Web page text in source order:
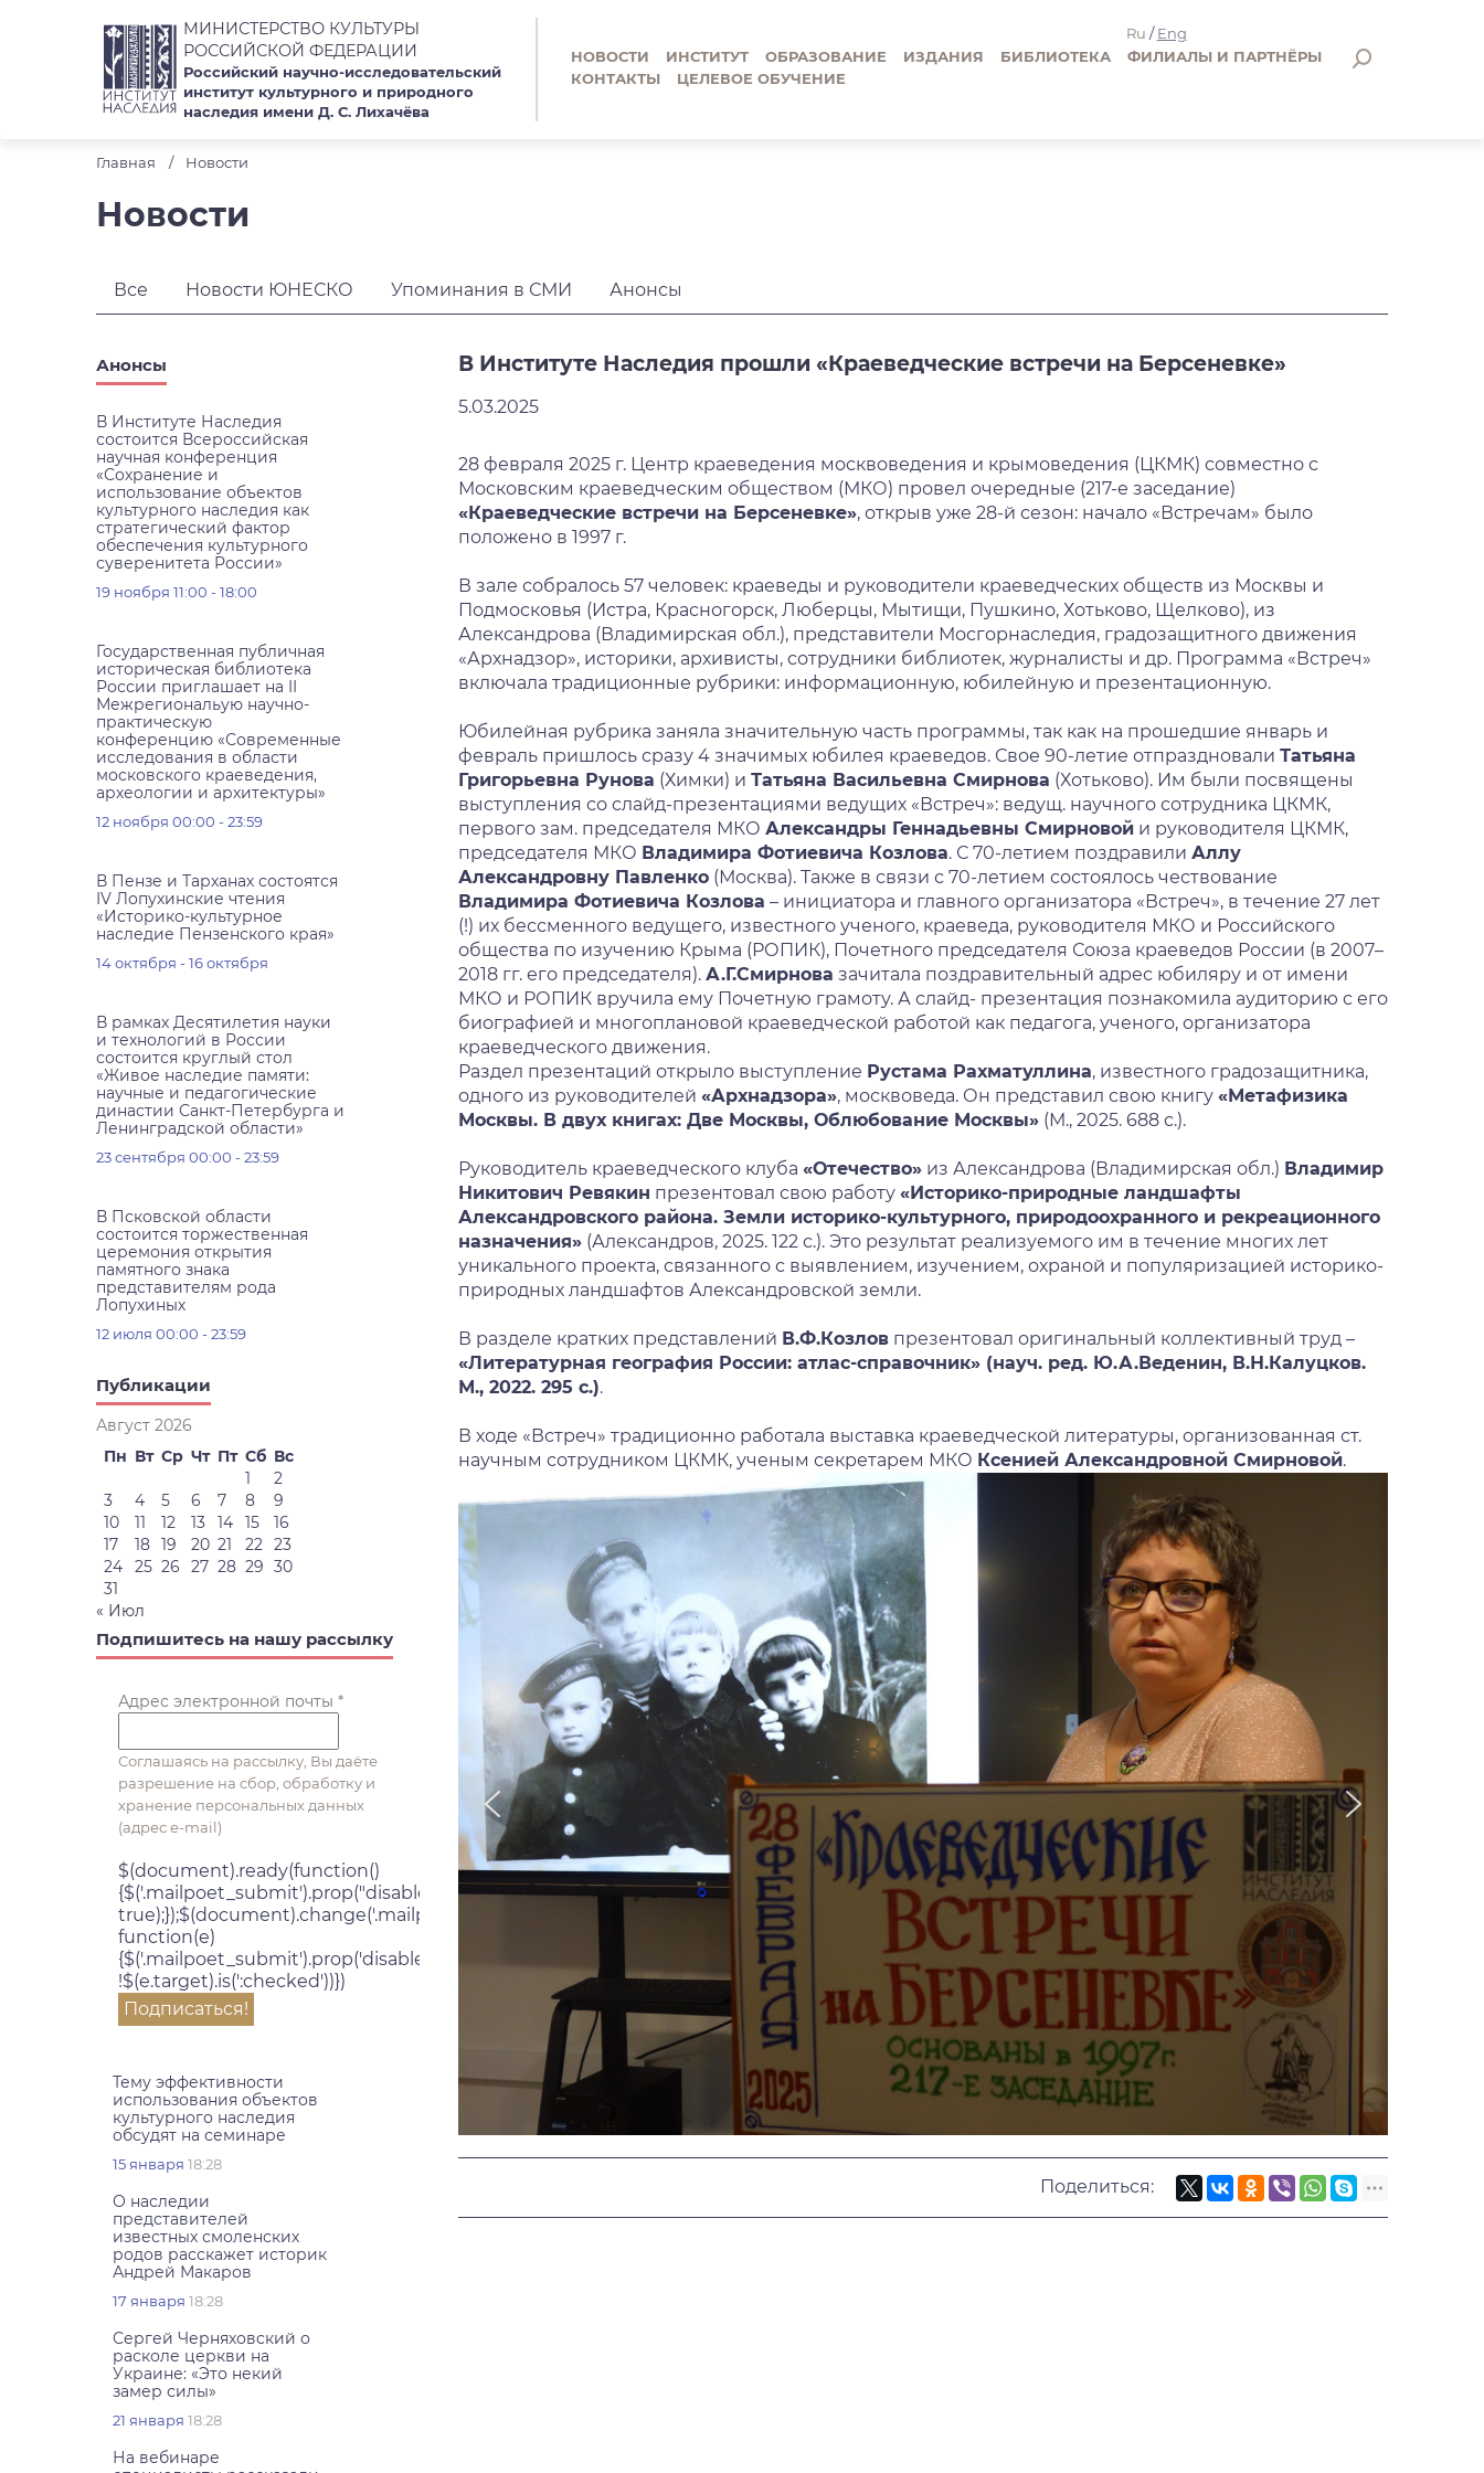
МИНИСТЕРСТВО КУЛЬТУРЫ
РОССИЙСКОЙ ФЕДЕРАЦИИ
Российский научно-исследовательский
институт культурного и природного
наследия имени Д. С. Лихачёва
НОВОСТИ ИНСТИТУТ ОБРАЗОВАНИЕ ИЗДАНИЯ БИБЛИОТЕКА
ФИЛИАЛЫ И ПАРТНЁРЫ
КОНТАКТЫ
ЦЕЛЕВОЕ ОБУЧЕНИЕ
Ru /Eng
Главная Новости
Новости
Все Новости ЮНЕСКО Упоминания в СМИ Анонсы
Анонсы
В Институте Наследия
состоится Всероссийская
научная конференция
«Сохранение и
использование объектов
культурного наследия как
стратегический фактор
обеспечения культурного
суверенитета России»
19 ноября 11:00 - 18:00
Государственная публичная
историческая библиотека
России приглашает на II
Межрегиональую научно-
практическую
конференцию «Современные
исследования в области
московского краеведения,
археологии и архитектуры»
12 ноября 00:00 - 23:59
В Пензе и Тарханах состоятся
IV Лопухинские чтения
«Историко-культурное
наследие Пензенского края»
14 октября - 16 октября
В рамках Десятилетия науки
и технологий в России
состоится круглый стол
«Живое наследие памяти:
научные и педагогические
династии Санкт-Петербурга и
Ленинградской области»
23 сентября 00:00 - 23:59
В Псковской области
состоится торжественная
церемония открытия
памятного знака
представителям рода
Лопухиных
12 июля 00:00 - 23:59
Публикации
Август 2026
Пн Вт Ср Чт Пт Сб Вс
1
2
3
4 5 6 7 8
9
10
11 12 13 14 15
16
17
18 19 20 21 22 23
24
25 26 27 28 29 30
31
« Июл
Подпишитесь на нашу рассылку
Адрес электронной почты *
Соглашаясь на рассылку, Вы даёте
разрешение на сбор, обработку и
хранение персональных данных
(адрес e-mail)
$(document).ready(function()
{$('.mailpoet_submit').prop("disabled",
true);});$(document).change('.mailpoet_confirm',
function(e)
{$('.mailpoet_submit').prop('disabled',
!$(e.target).is(':checked'))})
Тему эффективности
использования объектов
культурного наследия
обсудят на семинаре
15 января 18:28
О наследии
представителей
известных смоленских
родов расскажет историк
Андрей Макаров
17 января 18:28
Сергей Черняховский о
расколе церкви на
Украине: «Это некий
замер силы»
21 января 18:28
На вебинаре
В Институте Наследия прошли «Краеведческие встречи на Берсеневке»
5.03.2025
28 февраля 2025 г. Центр краеведения москвоведения и крымоведения (ЦКМК) совместно с
Московским краеведческим обществом (МКО) провел очередные (217-е заседание)
«Краеведческие встречи на Берсеневке», открыв уже 28-й сезон: начало «Встречам» было
положено в 1997 г.
В зале собралось 57 человек: краеведы и руководители краеведческих обществ из Москвы и
Подмосковья (Истра, Красногорск, Люберцы, Мытищи, Пушкино, Хотьково, Щелково), из
Александрова (Владимирская обл.), представители Мосгорнаследия, градозащитного движения
«Архнадзор», историки, архивисты, сотрудники библиотек, журналисты и др. Программа «Встреч»
включала традиционные рубрики: информационную, юбилейную и презентационную.
Юбилейная рубрика заняла значительную часть программы, так как на прошедшие январь и
февраль пришлось сразу 4 значимых юбилея краеведов. Свое 90-летие отпраздновали Татьяна
Григорьевна Рунова (Химки) и Татьяна Васильевна Смирнова (Хотьково). Им были посвящены
выступления со слайд-презентациями ведущих «Встреч»: ведущ. научного сотрудника ЦКМК,
первого зам. председателя МКО Александры Геннадьевны Смирновойи руководителя ЦКМК,
председателя МКО Владимира Фотиевича Козлова. С 70-летием поздравили Аллу
Александровну Павленко(Москва). Также в связи с 70-летием состоялось чествование
Владимира Фотиевича Козлова – инициатора и главного организатора «Встреч», в течение 27 лет
(!) их бессменного ведущего, известного ученого, краеведа, руководителя МКО и Российского
общества по изучению Крыма (РОПИК), Почетного председателя Союза краеведов России (в 2007–
2018 гг. его председателя). А.Г.Смирнова зачитала поздравительный адрес юбиляру и от имени
МКО и РОПИК вручила ему Почетную грамоту. А слайд- презентация познакомила аудиторию с его
биографией и многоплановой краеведческой работой как педагога, ученого, организатора
краеведческого движения.
Раздел презентаций открыло выступление Рустама Рахматуллина, известного градозащитника,
одного из руководителей «Архнадзора», москвоведа. Он представил свою книгу «Метафизика
Москвы. В двух книгах: Две Москвы, Облюбование Москвы»(М., 2025. 688 с.).
Руководитель краеведческого клуба «Отечество»из Александрова (Владимирская обл.) Владимир
Никитович Ревякин презентовал свою работу «Историко-природные ландшафты
Александровского района. Земли историко-культурного, природоохранного и рекреационного
назначения»(Александров, 2025. 122 с.). Это результат реализуемого им в течение многих лет
уникального проекта, связанного с выявлением, изучением, охраной и популяризацией историко-
природных ландшафтов Александровской земли.
В разделе кратких представлений В.Ф.Козловпрезентовал оригинальный коллективный труд –
«Литературная география России: атлас-справочник» (науч. ред. Ю.А.Веденин, В.Н.Калуцков.
М., 2022. 295 с.).
В ходе «Встреч» традиционно работала выставка краеведческой литературы, организованная ст.
научным сотрудником ЦКМК, ученым секретарем МКО Ксенией Александровной Смирновой.
Поделиться: